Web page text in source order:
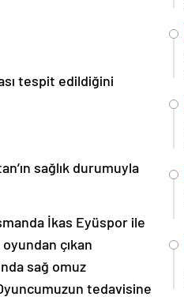
tespit edildiğini
sağlık durumuyla
İkas Eyüspor ile
çıkan
sağ omuz
tedavisine